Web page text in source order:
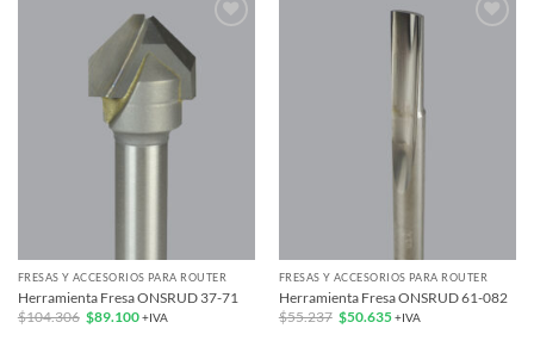
FRESAS Y ACCESORIOS PARA ROUTER
Herramienta Fresa ONSRUD 37-71
$104.306 El
precio
$89.100El+IVA
FRESAS Y ACCESORIOS PARA ROUTER
Herramienta Fresa ONSRUD 61-082
$55.237 El
precio
$50.635El+IVA